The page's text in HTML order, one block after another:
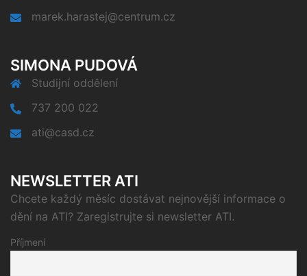
marek.harastej@centrum.cz
SIMONA PUDOVÁ
Studijní oddělení
737 200 022
ati@casd.cz
NEWSLETTER ATI
Chcete každý měsíc dostávat nejnovější informace o
dění na ATI? Zaregistrujte si newsletter ATI.
Příjmení